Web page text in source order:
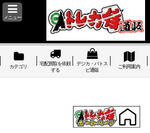
メニュー
カテゴリ
宅配買取を依頼
する
デジカ・バトス
ピ通販
ご利用案内